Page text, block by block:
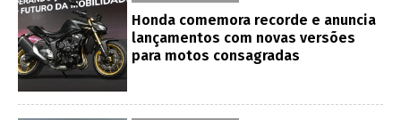
Honda comemora recorde e anuncia
lançamentos com novas versões
para motos consagradas